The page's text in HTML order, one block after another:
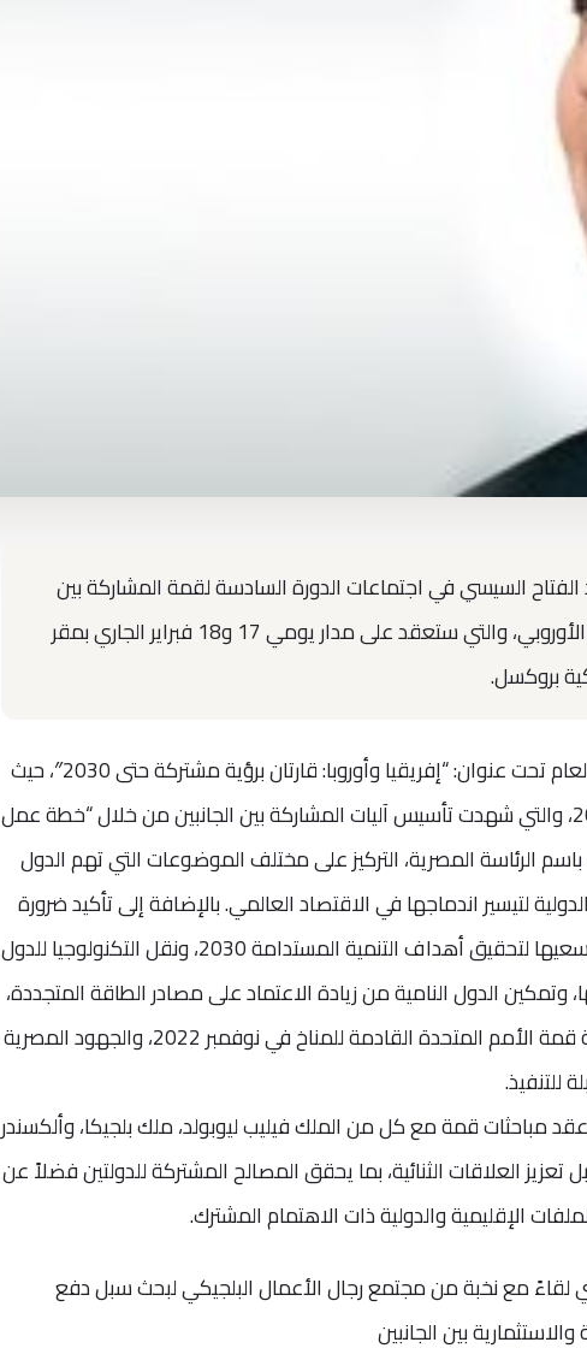
السيسي في اجتماعات الدورة السادسة لقمة المشاركة بين
الاتحاد الإفريقي والاتحاد الأوروبي، والتي ستعقد على مدار يومي 17 و18 فبراير الجاري بمقر
بروكسل.
وتعقد القمة الإفريقية – الأوروبية هذا العام تحت عنوان: “إفريقيا وأوروبا: قارتان برؤية مشتركة حتى 2030″، حيث
عقدت أولى دوراتها في القاهرة عام 2000، والتي شهدت تأسيس آليات المشاركة بين الجانبين من خلال “خطة عمل
الرئاسة المصرية، التركيز على مختلف الموضوعات التي تهم الدول
لتيسير اندماجها في الاقتصاد العالمي. بالإضافة إلى تأكيد ضرورة
تقديم المساندة الفعالة لهذه الدول في سعيها لتحقيق أهداف التنمية المستدامة 2030، ونقل التكنولوجيا للدول
وتمكين الدول النامية من زيادة الاعتماد على مصادر الطاقة المتجددة،
مع استعراض استعدادات مصر لاستضافة قمة الأمم المتحدة القادمة للمناخ في نوفمبر 2022، والجهود المصرية
للتنفيذ.
مباحثات قمة مع كل من الملك فيليب ليوبولد، ملك بلجيكا، وألكسندر
العلاقات الثنائية، بما يحقق المصالح المشتركة للدولتين فضلاً عن
الإقليمية والدولية ذات الاهتمام المشترك.
لقاءً مع نخبة من مجتمع رجال الأعمال البلجيكي لبحث سبل دفع
بين الجانبين